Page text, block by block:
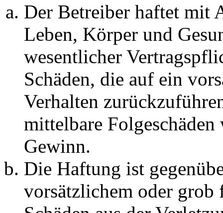
Der Betreiber haftet mit
Leben, Körper und
wesentlicher
Schäden, die auf ein
Verhalten
mittelbare Folgeschäden
Gewinn.
Die Haftung ist
vorsätzlichem oder grob